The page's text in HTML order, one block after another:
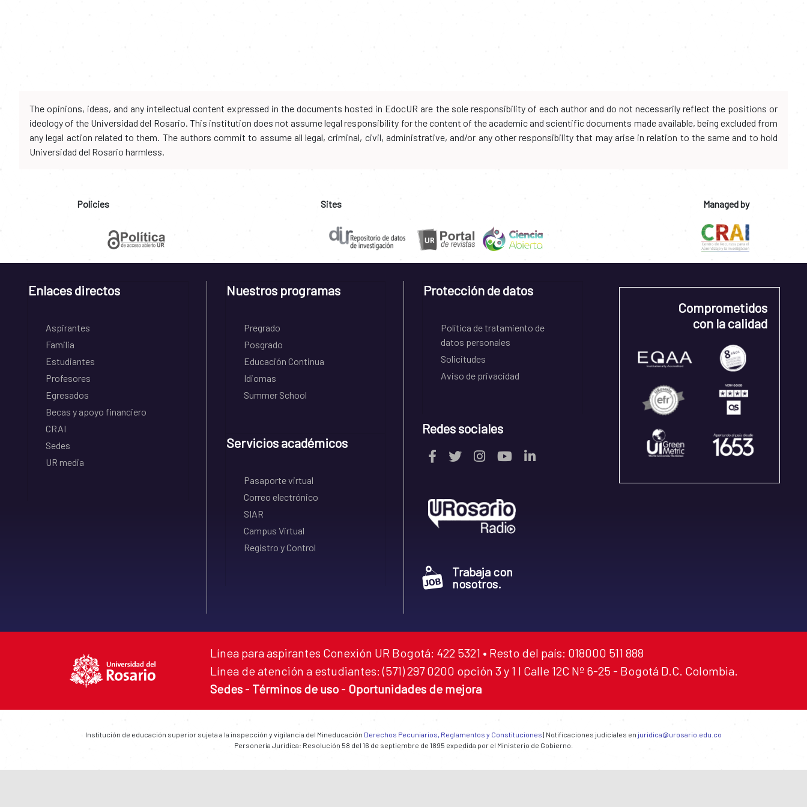
The opinions, ideas, and any intellectual content expressed in the documents hosted in EdocUR are the sole responsibility of each author and do not necessarily reflect the positions or
ideology of the Universidad del Rosario. This institution does not assume legal responsibility for the content of the academic and scientific documents made available, being excluded from
any legal action related to them. The authors commit to assume all legal, criminal, civil, administrative, and/or any other responsibility that may arise in relation to the same and to hold
Universidad del Rosario harmless.
Policies Sites Managed by
Enlaces directos
Aspirantes
Familia
Estudiantes
Profesores
Egresados
Becas y apoyo financiero
CRAI
Sedes
UR media
Nuestros programas
Pregrado
Posgrado
Educación Continua
Idiomas
Summer School
Servicios académicos
Pasaporte virtual
Correo electrónico
SIAR
Campus Virtual
Registro y Control
Protección de datos
Política de tratamiento de
datos personales
Solicitudes
Aviso de privacidad
Redes sociales
Trabaja con
nosotros.
Comprometidos
con la calidad
Línea para aspirantes Conexión UR Bogotá: 422 5321 • Resto del país: 018000 511 888
Línea de atención a estudiantes: (571) 297 0200 opción 3 y 1 I Calle 12C Nº 6-25 - Bogotá D.C. Colombia.
Sedes - Términos de uso - Oportunidades de mejora
Institución de educación superior sujeta a la inspección y vigilancia del Mineducación Derechos Pecuniarios, Reglamentos y Constituciones | Notificaciones judiciales en juridica@urosario.edu.co
Personería Jurídica: Resolución 58 del 16 de septiembre de 1895 expedida por el Ministerio de Gobierno.